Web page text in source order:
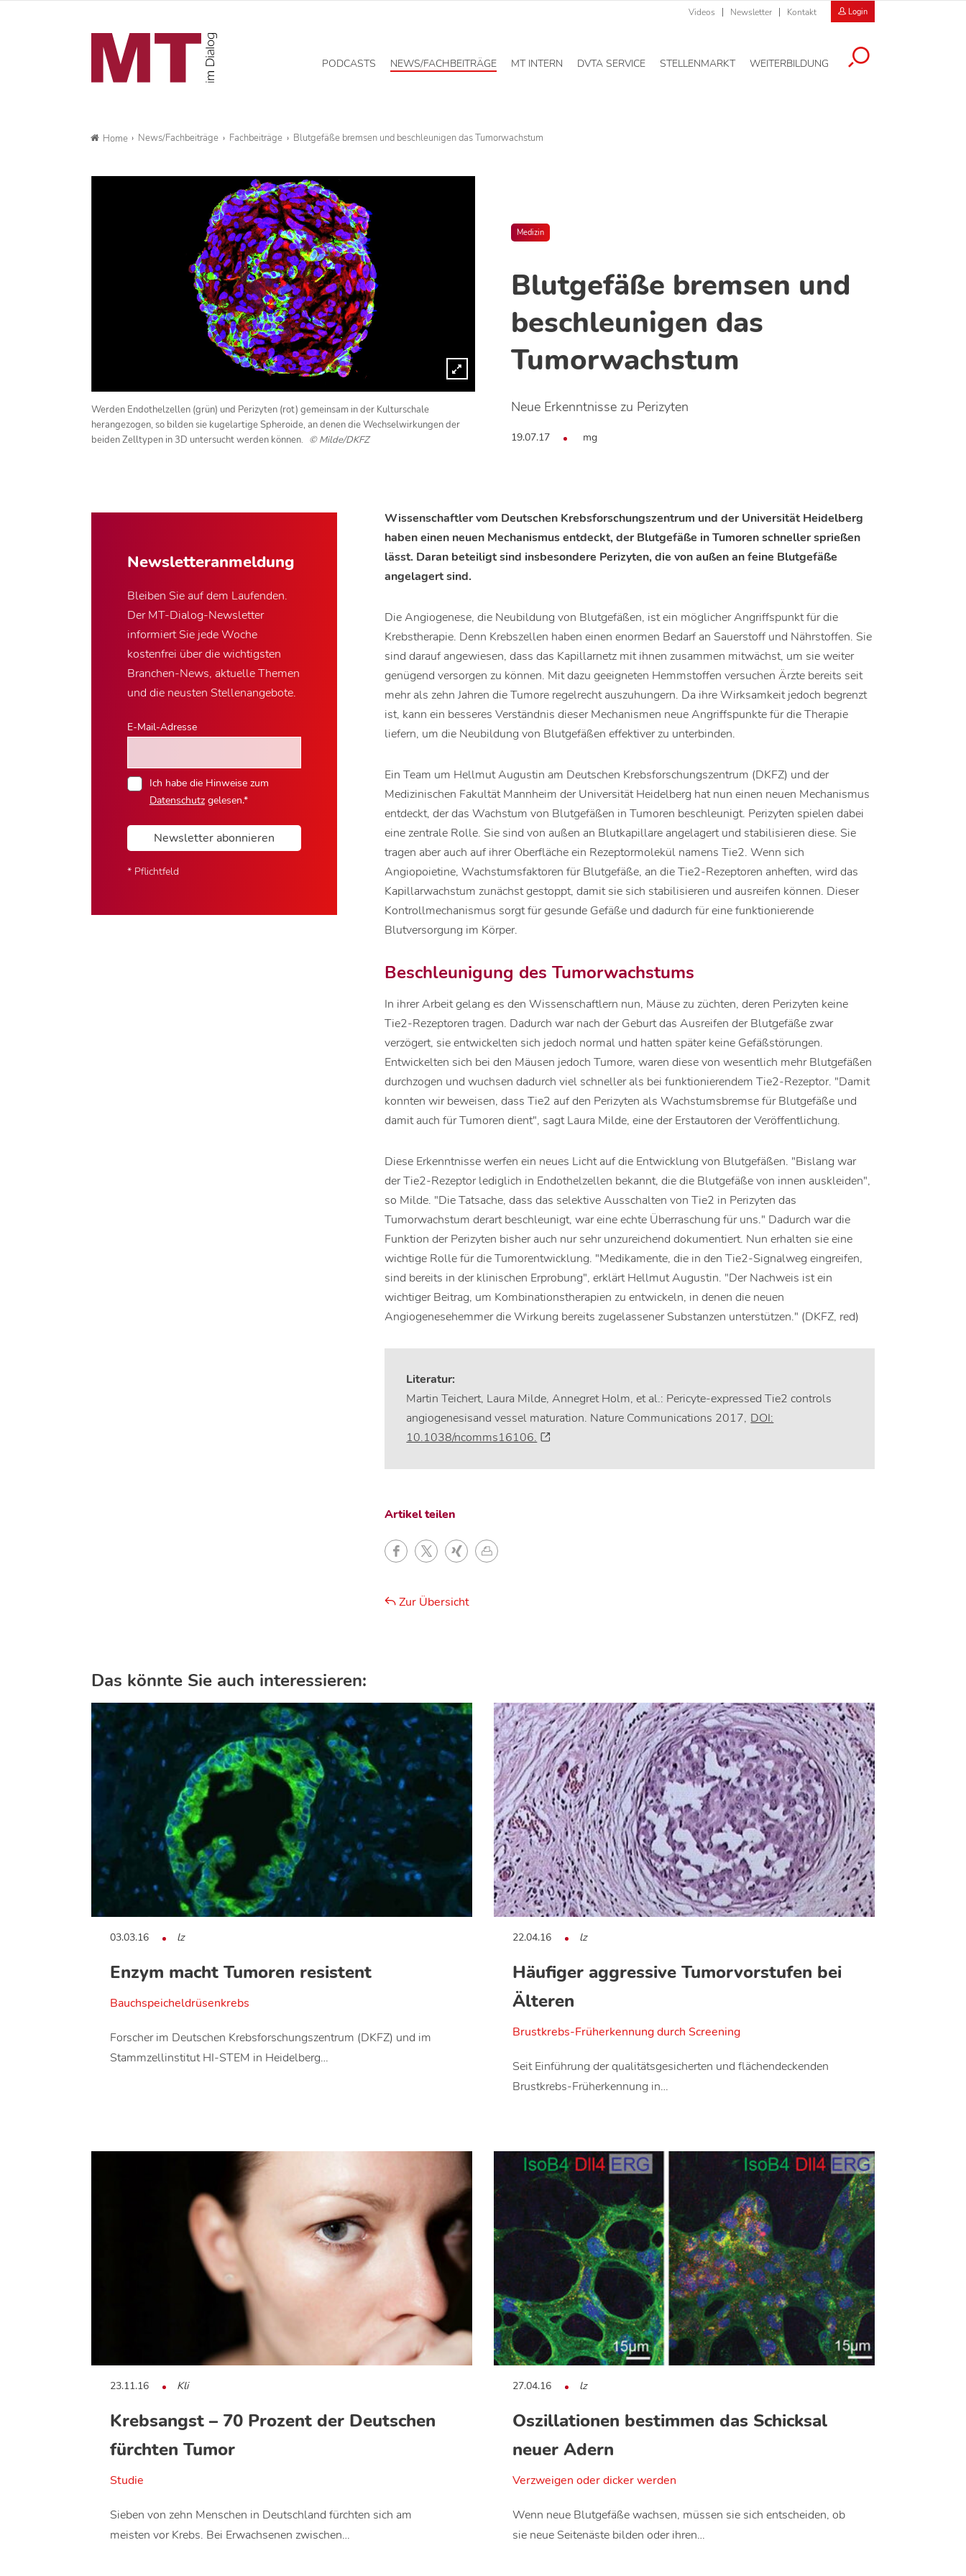
Videos Newsletter Kontakt Login
PODCASTS NEWS/FACHBEITRÄGE MT INTERN DVTA SERVICE STELLENMARKT WEITERBILDUNG
Home News/Fachbeiträge Fachbeiträge Blutgefäße bremsen und beschleunigen das Tumorwachstum
Medizin
Blutgefäße bremsen und
beschleunigen das
Tumorwachstum
Neue Erkenntnisse zu Perizyten
19.07.17 mg
Werden Endothelzellen (grün) und Perizyten (rot) gemeinsam in der Kulturschale
herangezogen, so bilden sie kugelartige Spheroide, an denen die Wechselwirkungen der
beiden Zelltypen in 3D untersucht werden können. © Milde/DKFZ
Newsletter­anmeldung
Bleiben Sie auf dem Laufenden.
Der MT-Dialog-Newsletter
informiert Sie jede Woche
kostenfrei über die wichtigsten
Branchen-News, aktuelle Themen
und die neusten Stellenangebote.
E-Mail-Adresse
Ich habe die Hinweise zum
Datenschutzgelesen.*
Newsletter abonnieren
* Pflichtfeld
Wissenschaftler vom Deutschen Krebsforschungszentrum und der Universität Heidelberg
haben einen neuen Mechanismus entdeckt, der Blutgefäße in Tumoren schneller sprießen
lässt. Daran beteiligt sind insbesondere Perizyten, die von außen an feine Blutgefäße
angelagert sind.
Die Angiogenese, die Neubildung von Blutgefäßen, ist ein möglicher Angriffspunkt für die
Krebstherapie. Denn Krebszellen haben einen enormen Bedarf an Sauerstoff und Nährstoffen. Sie
sind darauf angewiesen, dass das Kapillarnetz mit ihnen zusammen mitwächst, um sie weiter
genügend versorgen zu können. Mit dazu geeigneten Hemmstoffen versuchen Ärzte bereits seit
mehr als zehn Jahren die Tumore regelrecht auszuhungern. Da ihre Wirksamkeit jedoch begrenzt
ist, kann ein besseres Verständnis dieser Mechanismen neue Angriffspunkte für die Therapie
liefern, um die Neubildung von Blutgefäßen effektiver zu unterbinden.
Ein Team um Hellmut Augustin am Deutschen Krebsforschungszentrum (DKFZ) und der
Medizinischen Fakultät Mannheim der Universität Heidelberg hat nun einen neuen Mechanismus
entdeckt, der das Wachstum von Blutgefäßen in Tumoren beschleunigt. Perizyten spielen dabei
eine zentrale Rolle. Sie sind von außen an Blutkapillare angelagert und stabilisieren diese. Sie
tragen aber auch auf ihrer Oberfläche ein Rezeptormolekül namens Tie2. Wenn sich
Angiopoietine, Wachstumsfaktoren für Blutgefäße, an die Tie2-Rezeptoren anheften, wird das
Kapillarwachstum zunächst gestoppt, damit sie sich stabilisieren und ausreifen können. Dieser
Kontrollmechanismus sorgt für gesunde Gefäße und dadurch für eine funktionierende
Blutversorgung im Körper.
Beschleunigung des Tumorwachstums
In ihrer Arbeit gelang es den Wissenschaftlern nun, Mäuse zu züchten, deren Perizyten keine
Tie2-Rezeptoren tragen. Dadurch war nach der Geburt das Ausreifen der Blutgefäße zwar
verzögert, sie entwickelten sich jedoch normal und hatten später keine Gefäßstörungen.
Entwickelten sich bei den Mäusen jedoch Tumore, waren diese von wesentlich mehr Blutgefäßen
durchzogen und wuchsen dadurch viel schneller als bei funktionierendem Tie2-Rezeptor. "Damit
konnten wir beweisen, dass Tie2 auf den Perizyten als Wachstumsbremse für Blutgefäße und
damit auch für Tumoren dient", sagt Laura Milde, eine der Erstautoren der Veröffentlichung.
Diese Erkenntnisse werfen ein neues Licht auf die Entwicklung von Blutgefäßen. "Bislang war
der Tie2-Rezeptor lediglich in Endothelzellen bekannt, die die Blutgefäße von innen auskleiden",
so Milde. "Die Tatsache, dass das selektive Ausschalten von Tie2 in Perizyten das
Tumorwachstum derart beschleunigt, war eine echte Überraschung für uns." Dadurch war die
Funktion der Perizyten bisher auch nur sehr unzureichend dokumentiert. Nun erhalten sie eine
wichtige Rolle für die Tumorentwicklung. "Medikamente, die in den Tie2-Signalweg eingreifen,
sind bereits in der klinischen Erprobung", erklärt Hellmut Augustin. "Der Nachweis ist ein
wichtiger Beitrag, um Kombinationstherapien zu entwickeln, in denen die neuen
Angiogenesehemmer die Wirkung bereits zugelassener Substanzen unterstützen." (DKFZ, red)
Literatur:
Martin Teichert, Laura Milde, Annegret Holm, et al.: Pericyte-expressed Tie2 controls
angiogenesisand vessel maturation. Nature Communications 2017, DOI:
10.1038/ncomms16106.
Artikel teilen
Zur Übersicht
Das könnte Sie auch interessieren:
03.03.16 lz
Enzym macht Tumoren resistent
Bauchspeicheldrüsenkrebs
Forscher im Deutschen Krebsforschungszentrum (DKFZ) und im
Stammzellinstitut HI-STEM in Heidelberg…
22.04.16 lz
Häufiger aggressive Tumorvorstufen bei
Älteren
Brustkrebs-Früherkennung durch Screening
Seit Einführung der qualitätsgesicherten und flächendeckenden
Brustkrebs-Früherkennung in…
23.11.16 Kli
Krebsangst – 70 Prozent der Deutschen
fürchten Tumor
Studie
Sieben von zehn Menschen in Deutschland fürchten sich am
meisten vor Krebs. Bei Erwachsenen zwischen…
27.04.16 lz
Oszillationen bestimmen das Schicksal
neuer Adern
Verzweigen oder dicker werden
Wenn neue Blutgefäße wachsen, müssen sie sich entscheiden, ob
sie neue Seitenäste bilden oder ihren…